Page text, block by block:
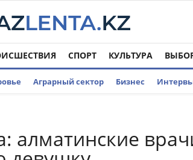
СПОРТ КУЛЬТУРА
Аграрный сектор Бизнес
алматинские